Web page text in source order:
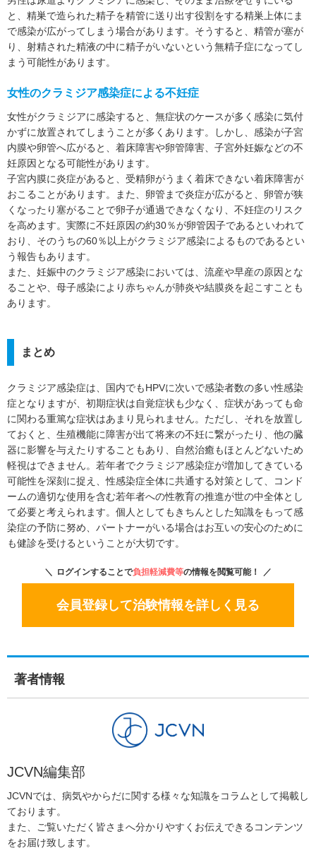
と、精巣で造られた精子を精管に送り出す役割をする精巣上体にま
で感染が広がってしまう場合があります。そうすると、精管が塞が
り、射精された精液の中に精子がいないという無精子症になってし
まう可能性があります。
女性のクラミジア感染症による不妊症
女性がクラミジアに感染すると、無症状のケースが多く感染に気付
かずに放置されてしまうことが多くあります。しかし、感染が子宮
内膜や卵管へ広がると、着床障害や卵管障害、子宮外妊娠などの不
妊原因となる可能性があります。
子宮内膜に炎症があると、受精卵がうまく着床できない着床障害が
おこることがあります。また、卵管まで炎症が広がると、卵管が狭
くなったり塞がることで卵子が通過できなくなり、不妊症のリスク
を高めます。実際に不妊原因の約30％が卵管因子であるといわれて
おり、そのうちの60％以上がクラミジア感染によるものであるとい
う報告もあります。
また、妊娠中のクラミジア感染においては、流産や早産の原因とな
ることや、母子感染により赤ちゃんが肺炎や結膜炎を起こすことも
あります。
まとめ
クラミジア感染症は、国内でもHPVに次いで感染者数の多い性感染
症となりますが、初期症状は自覚症状も少なく、症状があっても命
に関わる重篤な症状はあまり見られません。ただし、それを放置し
ておくと、生殖機能に障害が出て将来の不妊に繋がったり、他の臓
器に影響を与えたりすることもあり、自然治癒もほとんどないため
軽視はできません。若年者でクラミジア感染症が増加してきている
可能性を深刻に捉え、性感染症全体に共通する対策として、コンド
ームの適切な使用を含む若年者への性教育の推進が世の中全体とし
て必要と考えられます。個人としてもきちんとした知識をもって感
染症の予防に努め、パートナーがいる場合はお互いの安心のために
も健診を受けるということが大切です。
ログインすることで負担軽減費等の情報を閲覧可能！
会員登録して治験情報を詳しく見る
著者情報
JCVN編集部
JCVNでは、病気やからだに関する様々な知識をコラムとして掲載し
ております。
また、ご覧いただく皆さまへ分かりやすくお伝えできるコンテンツ
をお届け致します。